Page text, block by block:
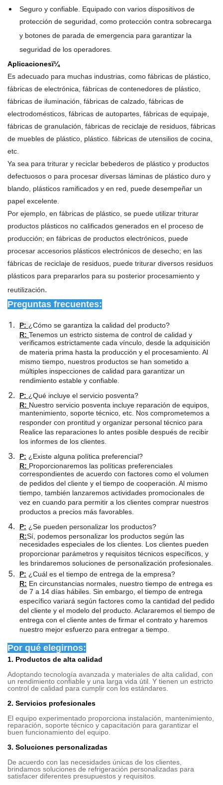
Seguro y confiable. Equipado con varios dispositivos de
protección de seguridad, como protección contra sobrecarga
y botones de parada de emergencia para garantizar la
seguridad de los operadores.
Aplicacionesï¼
Es adecuado para muchas industrias, como fábricas de plástico,
fábricas de electrónica, fábricas de contenedores de plástico,
fábricas de iluminación, fábricas de calzado, fábricas de
electrodomésticos, fábricas de autopartes, fábricas de equipaje,
fábricas de granulación, fábricas de reciclaje de residuos, fábricas
de muebles de plástico, plástico. fábricas de utensilios de cocina,
etc.
Ya sea para triturar y reciclar bebederos de plástico y productos
defectuosos o para procesar diversas láminas de plástico duro y
blando, plásticos ramificados y en red, puede desempeñar un
papel excelente.
Por ejemplo, en fábricas de plástico, se puede utilizar triturar
productos plásticos no calificados generados en el proceso de
producción; en fábricas de productos electrónicos, puede
procesar accesorios plásticos electrónicos de desecho; en las
fábricas de reciclaje de residuos, puede triturar diversos residuos
plásticos para prepararlos para su posterior procesamiento y
reutilización.
Preguntas frecuentes:
P: ¿Cómo se garantiza la calidad del producto?
R: Tenemos un estricto sistema de control de calidad y
verificamos estrictamente cada vínculo, desde la adquisición
de materia prima hasta la producción y el procesamiento. Al
mismo tiempo, nuestros productos se han sometido a
múltiples inspecciones de calidad para garantizar un
rendimiento estable y confiable.
P: ¿Qué incluye el servicio posventa?
R: Nuestro servicio posventa incluye reparación de equipos,
mantenimiento, soporte técnico, etc. Nos comprometemos a
responder con prontitud y organizar personal técnico para
Realice las reparaciones lo antes posible después de recibir
los informes de los clientes.
P: ¿Existe alguna política preferencial?
R: Proporcionaremos las políticas preferenciales
correspondientes de acuerdo con factores como el volumen
de pedidos del cliente y el tiempo de cooperación. Al mismo
tiempo, también lanzaremos actividades promocionales de
vez en cuando para permitir a los clientes comprar nuestros
productos a precios más favorables.
P: ¿Se pueden personalizar los productos?
R:Sí, podemos personalizar los productos según las
necesidades especiales de los clientes. Los clientes pueden
proporcionar parámetros y requisitos técnicos específicos, y
les brindaremos soluciones de personalización profesionales.
P: ¿Cuál es el tiempo de entrega de la empresa?
R: En circunstancias normales, nuestro tiempo de entrega es
de 7 a 14 días hábiles. Sin embargo, el tiempo de entrega
específico variará según factores como la cantidad del pedido
del cliente y el modelo del producto. Aclararemos el tiempo de
entrega con el cliente antes de firmar el contrato y haremos
nuestro mejor esfuerzo para entregar a tiempo.
Por qué elegirnos:
1. Productos de alta calidad
Adoptando tecnología avanzada y materiales de alta calidad, con
un rendimiento confiable y una larga vida útil. Y tienen un estricto
control de calidad para cumplir con los estándares.
2. Servicios profesionales
El equipo experimentado proporciona instalación, mantenimiento,
reparación, soporte técnico y capacitación para garantizar el
buen funcionamiento del equipo.
3. Soluciones personalizadas
De acuerdo con las necesidades únicas de los clientes,
brindamos soluciones de refrigeración personalizadas para
satisfacer diferentes presupuestos y requisitos.